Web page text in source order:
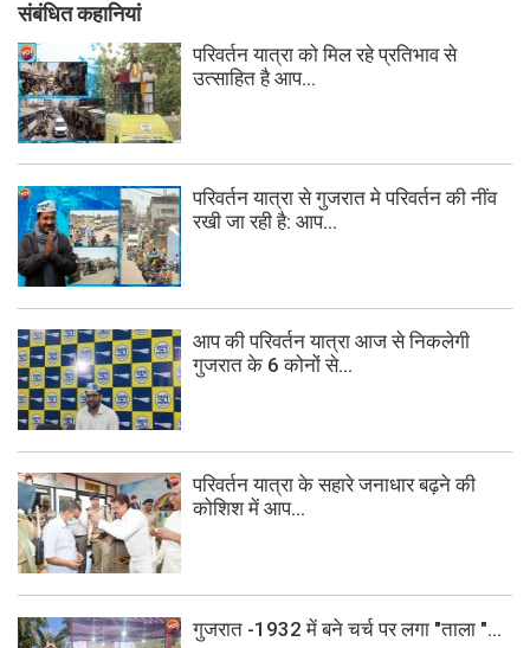
संबंधित कहानियां
परिवर्तन यात्रा को मिल रहे प्रतिभाव से
उत्साहित है आप...
परिवर्तन यात्रा से गुजरात मे परिवर्तन की नींव
रखी जा रही है: आप...
आप की परिवर्तन यात्रा आज से निकलेगी
गुजरात के 6 कोनों से...
परिवर्तन यात्रा के सहारे जनाधार बढ़ने की
कोशिश में आप...
गुजरात -1932 में बने चर्च पर लगा "ताला "...